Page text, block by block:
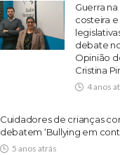
Guerra
costeira
debate
Opinião
Cristina
4 anos
Cuidadores de crianças
debatem ‘Bullying em
5 anos atrás